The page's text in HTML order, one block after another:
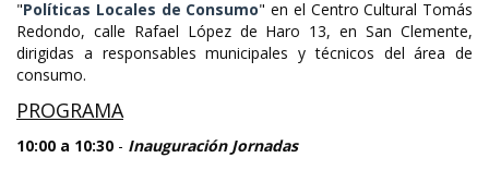
"Políticas Locales de Consumo" en el Centro Cultural Tomás
Redondo, calle Rafael López de Haro 13, en San Clemente,
dirigidas a responsables municipales y técnicos del área de
consumo.
PROGRAMA
10:00 a 10:30 - Inauguración Jornadas